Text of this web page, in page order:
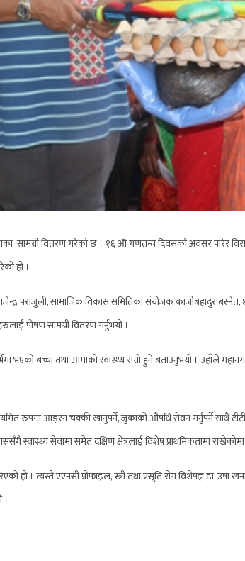
सामग्री वितरण गरेको छ । १६ औं गणतन्त्र दिवसको अवसर पारेर
हो ।
पराजुली, सामाजिक विकास समितिका संयोजक काजीबहादुर
पोषण सामग्री वितरण गर्नुभयो ।
भएको बच्चा तथा आमाको स्वास्थ्य राम्रो हुने बताउनुभयो । उहाँले
रुपमा आइरन चक्की खानुपर्ने, जुकाको औषधि सेवन गर्नुपर्ने
स्वास्थ्य सेवामा समेत दक्षिण क्षेत्रलाई विशेष प्राथमिकतामा
। त्यस्तै एएनसी प्रोफाइल, स्त्री तथा प्रसूति रोग विशेषज्ञ डा. उषा